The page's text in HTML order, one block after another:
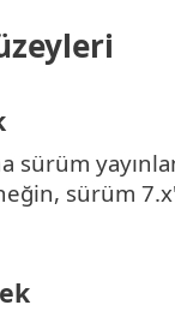
sürüm
sürüm